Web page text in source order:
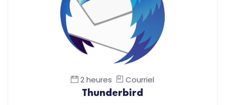
2 heures Courriel
Thunderbird